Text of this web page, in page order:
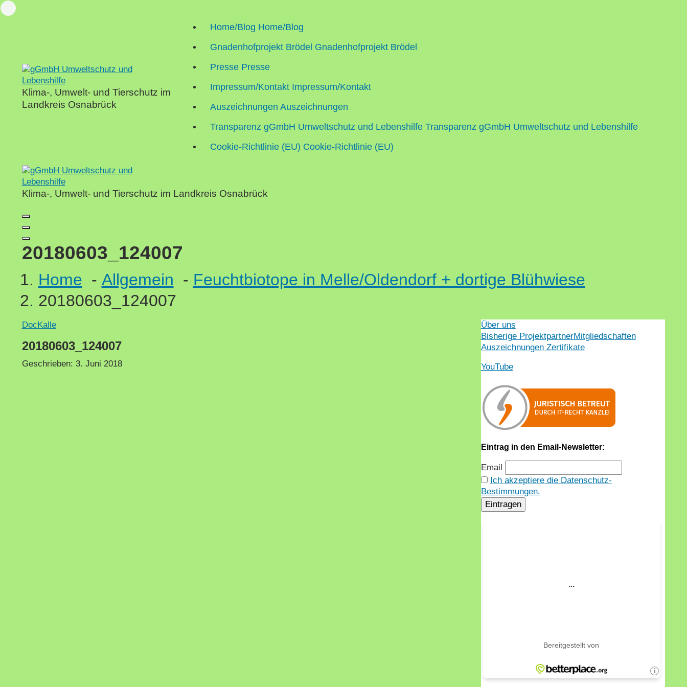
Skip
to
Loading...
Klima-, Umwelt- und Tierschutz im
Landkreis Osnabrück
Home/Blog Home/Blog
Gnadenhofprojekt Brödel Gnadenhofprojekt Brödel
Presse Presse
Impressum/Kontakt Impressum/Kontakt
Auszeichnungen Auszeichnungen
Transparenz gGmbH Umweltschutz und Lebenshilfe Transparenz gGmbH Umweltschutz und Lebenshilfe
Cookie-Richtlinie (EU) Cookie-Richtlinie (EU)
Klima-, Umwelt- und Tierschutz im Landkreis Osnabrück
20180603_124007
Home - Allgemein - Feuchtbiotope in Melle/Oldendorf + dortige Blühwiese
20180603_124007
DocKalle
20180603_124007
Geschrieben: 3. Juni 2018
Über uns
Bisherige ProjektpartnerMitgliedschaften
Auszeichnungen Zertifikate
YouTube
Eintrag in den Email-Newsletter:
Email
Ich akzeptiere die Datenschutz-
Bestimmungen.